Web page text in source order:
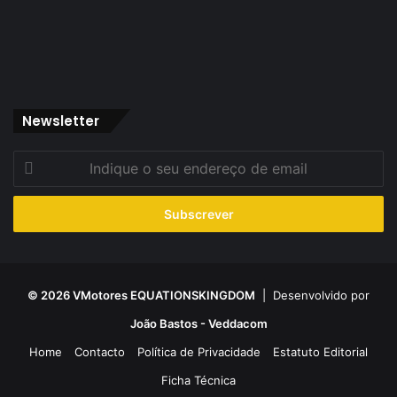
Newsletter
seu
de
© 2026 VMotores EQUATIONSKINGDOM | Desenvolvido por
João Bastos - Veddacom
Home
Contacto Política de Privacidade
Estatuto Editorial
Ficha Técnica